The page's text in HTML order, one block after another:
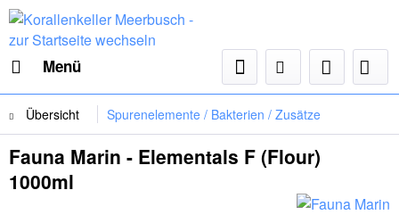
Menü
Übersicht Spurenelemente / Bakterien / Zusätze
Fauna Marin - Elementals F (Flour)
1000ml